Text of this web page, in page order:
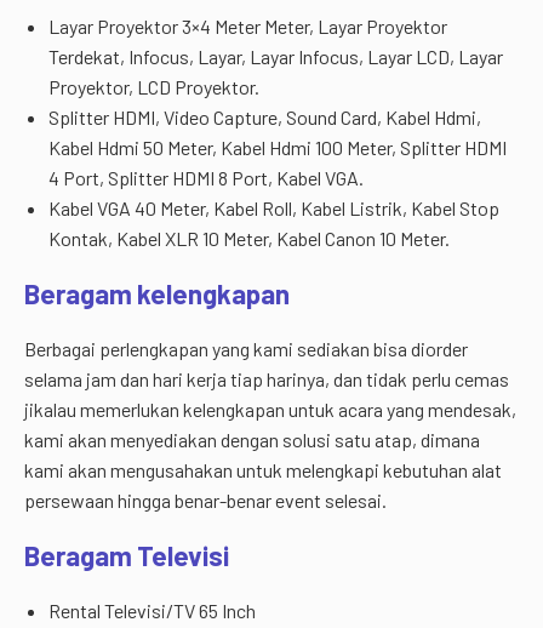
Layar Proyektor 3×4 Meter Meter, Layar Proyektor
Terdekat, Infocus, Layar, Layar Infocus, Layar LCD, Layar
Proyektor, LCD Proyektor.
Splitter HDMI, Video Capture, Sound Card, Kabel Hdmi,
Kabel Hdmi 50 Meter, Kabel Hdmi 100 Meter, Splitter HDMI
4 Port, Splitter HDMI 8 Port, Kabel VGA.
Kabel VGA 40 Meter, Kabel Roll, Kabel Listrik, Kabel Stop
Kontak, Kabel XLR 10 Meter, Kabel Canon 10 Meter.
Beragam kelengkapan
Berbagai perlengkapan yang kami sediakan bisa diorder
selama jam dan hari kerja tiap harinya, dan tidak perlu cemas
jikalau memerlukan kelengkapan untuk acara yang mendesak,
kami akan menyediakan dengan solusi satu atap, dimana
kami akan mengusahakan untuk melengkapi kebutuhan alat
persewaan hingga benar-benar event selesai.
Beragam Televisi
Rental Televisi/TV 65 Inch